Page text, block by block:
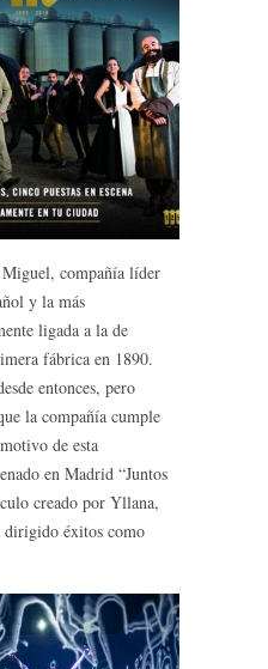
compañía líder
y la más
ligada a la de
fábrica en 1890.
entonces, pero
la compañía cumple
de esta
en Madrid “Juntos
creado por Yllana,
dirigido éxitos como